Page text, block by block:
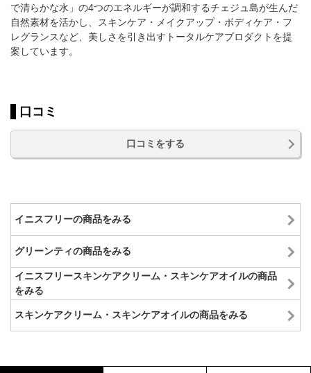
で清らかな水」の4つのエネルギーが調和するチェジュ島が生んだ
自然素材を活かし、スキンケア・メイクアップ・ボディケア・フ
レグランスなど、美しさを引き出すトータルケアプロダクトを提
案しています。
口コミ
口コミをする
イニスフリーの商品をみる
グリーンティの商品をみる
イニスフリースキンケアクリーム・スキンケアオイルの商品
をみる
スキンケアクリーム・スキンケアオイルの商品をみる